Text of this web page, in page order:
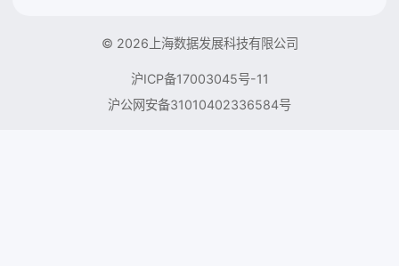
© 2026上海数据发展科技有限公司
沪ICP备17003045号-11
沪公网安备31010402336584号